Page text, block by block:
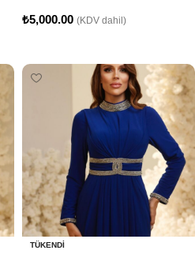
₺5,000.00 (KDV dahil)
TÜKENDI